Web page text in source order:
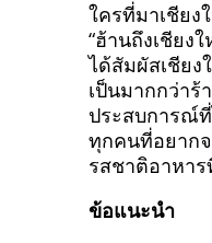
ใครที่มาเชียง
“ฮ้านถึงเชียง
ได้สัมผัสเชียง
เป็นมากกว่าร้
ประสบการณ์
ทุกคนที่อยาก
รสชาติอาหา
ข้อแนะนำ